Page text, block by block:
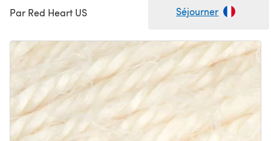
Séjourner
Par Red Heart US